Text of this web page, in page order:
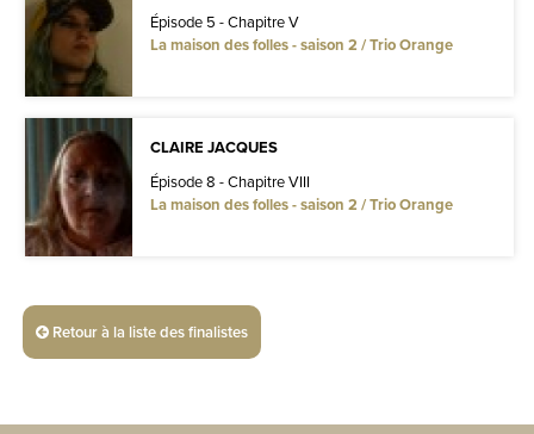
Épisode 5 - Chapitre V
La maison des folles - saison 2 / Trio Orange
CLAIRE JACQUES
Épisode 8 - Chapitre VIII
La maison des folles - saison 2 / Trio Orange
Retour à la liste des finalistes